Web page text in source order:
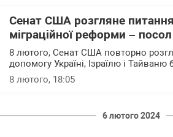
Сенат США розгляне
міграційної реформи –
8 лютого, Сенат США повторно
допомогу Україні, Ізраїлю і Тайваню
8 лютого, 18:05
6 лютого 2024